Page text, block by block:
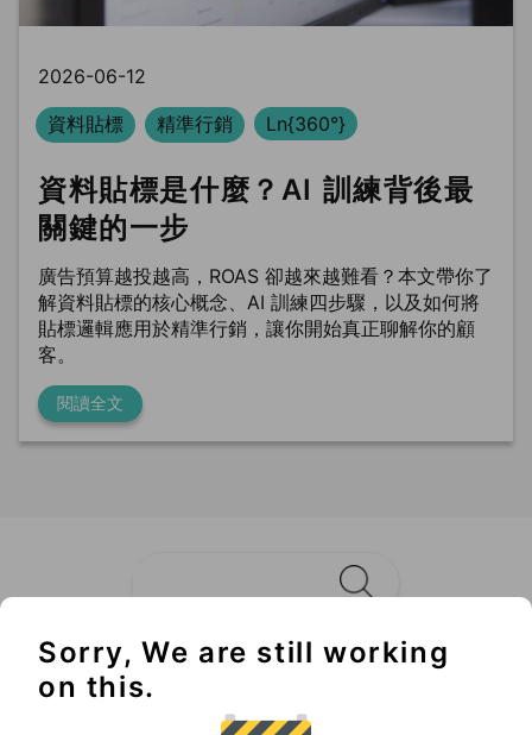
2026-06-12
資料貼標
精準行銷 Ln{360°}
資料貼標是什麼？AI 訓練背後最
關鍵的一步
廣告預算越投越高，ROAS 卻越來越難看？本文帶你了
解資料貼標的核心概念、AI 訓練四步驟，以及如何將
貼標邏輯應用於精準行銷，讓你開始真正聊解你的顧
客。
閱讀全文
Sorry, We are still working
on this.